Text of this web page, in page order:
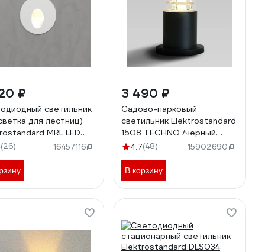
₽
светильник
для лестниц)
MRL LED
белый a049739
(26) 16457116
3 490 ₽
Садово-парковый
светильник Elektrostandard
1508 TECHNO /черный
a035096
4.7(48) 15902690
В корзину